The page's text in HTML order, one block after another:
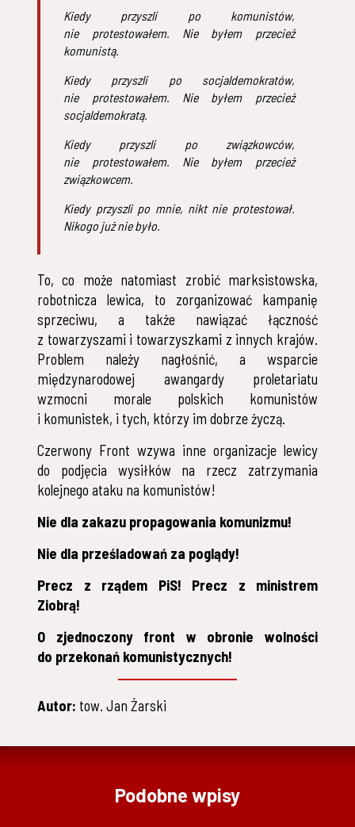
Kiedy przyszli po komunistów,
nie protestowałem. Nie byłem przecież
komunistą.
Kiedy przyszli po socjaldemokratów,
nie protestowałem. Nie byłem przecież
socjaldemokratą.
Kiedy przyszli po związkowców,
nie protestowałem. Nie byłem przecież
związkowcem.
Kiedy przyszli po mnie, nikt nie protestował.
Nikogo już nie było.
To, co może natomiast zrobić marksistowska,
robotnicza lewica, to zorganizować kampanię
sprzeciwu, a także nawiązać łączność
z towarzyszami i towarzyszkami z innych krajów.
Problem należy nagłośnić, a wsparcie
międzynarodowej awangardy proletariatu
wzmocni morale polskich komunistów
i komunistek, i tych, którzy im dobrze życzą.
Czerwony Front wzywa inne organizacje lewicy
do podjęcia wysiłków na rzecz zatrzymania
kolejnego ataku na komunistów!
Nie dla zakazu propagowania komunizmu!
Nie dla prześladowań za poglądy!
Precz z rządem PiS! Precz z ministrem
Ziobrą!
O zjednoczony front w obronie wolności
do przekonań komunistycznych!
Autor: tow. Jan Żarski
Podobne wpisy